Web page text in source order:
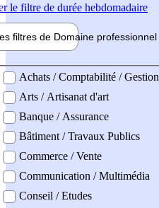
le filtre de durée hebdomadaire
filtres de Domaine professionnel
professionel
Achats / Comptabilité / Gestion
Arts / Artisanat d'art
Banque / Assurance
Bâtiment / Travaux Publics
Commerce / Vente
Communication / Multimédia
Conseil / Etudes